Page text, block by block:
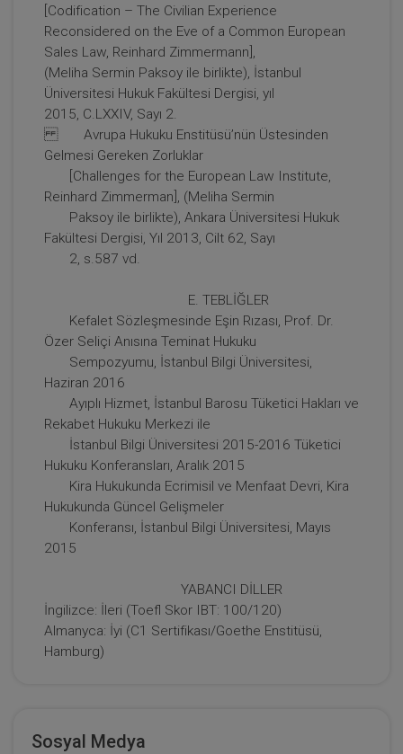
Sözleşmeler Hukuku - 1 - III. Borçlar Hukuku
Kongresi - X. Oturum Video Kaydı
360 TL Sepete Ekle
Tüketici Hukuku Enstitüsü
Taşınmaz Hukuku - 2 - III. Borçlar Hukuku
Kongresi - VII. Oturum Video Kaydı
360 TL Sepete Ekle
[Codification – The Civilian Experience
Reconsidered on the Eve of a Common European
Sales Law, Reinhard Zimmermann],
(Meliha Sermin Paksoy ile birlikte), İstanbul
Üniversitesi Hukuk Fakültesi Dergisi, yıl
2015, C.LXXIV, Sayı 2.
Avrupa Hukuku Enstitüsü’nün Üstesinden
Gelmesi Gereken Zorluklar
[Challenges for the European Law Institute,
Reinhard Zimmerman], (Meliha Sermin
Paksoy ile birlikte), Ankara Üniversitesi Hukuk
Fakültesi Dergisi, Yıl 2013, Cilt 62, Sayı
2, s.587 vd.
E. TEBLİĞLER
Kefalet Sözleşmesinde Eşin Rızası, Prof. Dr.
Özer Seliçi Anısına Teminat Hukuku
Sempozyumu, İstanbul Bilgi Üniversitesi,
Haziran 2016
Ayıplı Hizmet, İstanbul Barosu Tüketici Hakları ve
Rekabet Hukuku Merkezi ile
İstanbul Bilgi Üniversitesi 2015-2016 Tüketici
Hukuku Konferansları, Aralık 2015
Kira Hukukunda Ecrimisil ve Menfaat Devri, Kira
Hukukunda Güncel Gelişmeler
Konferansı, İstanbul Bilgi Üniversitesi, Mayıs
2015
YABANCI DİLLER
İngilizce: İleri (Toefl Skor IBT: 100/120)
Almanyca: İyi (C1 Sertifikası/Goethe Enstitüsü,
Hamburg)
Sosyal Medya